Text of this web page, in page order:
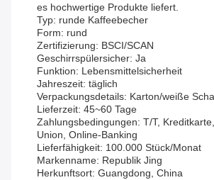
es hochwertige Produkte liefert.
Typ: runde Kaffeebecher
Form: rund
Zertifizierung: BSCI/SCAN
Geschirrspülersicher: Ja
Funktion: Lebensmittelsicherheit
Jahreszeit: täglich
Verpackungsdetails: Karton/weiße
Lieferzeit: 45~60 Tage
Zahlungsbedingungen: T/T,
Union, Online-Banking
Lieferfähigkeit: 100.000 Stück/Monat
Markenname: Republik Jing
Herkunftsort: Guangdong, China